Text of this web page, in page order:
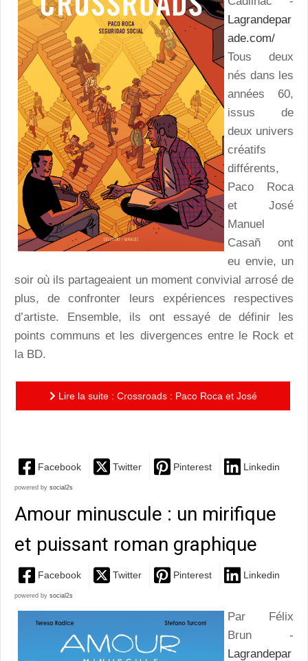
Lagrandepar
ade.com/
Tous deux
nés dans les
années 60,
issus de
deux univers
créatifs
différents,
Paco Roca
et José
Manuel
Casañ ont
eu envie, un
soir où ils partageaient un moment convivial arrosé de
plus, de confronter leurs expériences respectives
d’artiste. Ensemble, ils ont essayé de définir les
points communs et les divergences entre le Rock et
la BD.
Lire la suite : Crossroads : Paco Roca et José
Facebook Twitter Pinterest Linkedin
powered by social2s
Amour minuscule : un mirifique
et puissant roman graphique
Facebook Twitter Pinterest Linkedin
powered by social2s
Par Félix
Brun -
Lagrandepar